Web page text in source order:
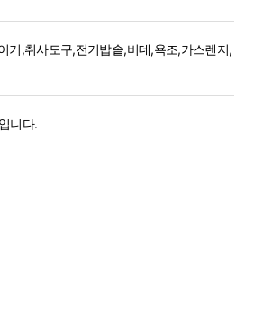
기,취사도구,전기밥솥,비데,욕조,가스렌지,
니다.